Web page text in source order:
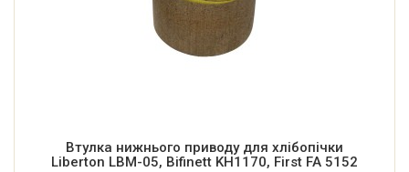
Втулка нижнього приводу для хлібопічки
Liberton LBM-05, Bifinett KH1170, First FA 5152